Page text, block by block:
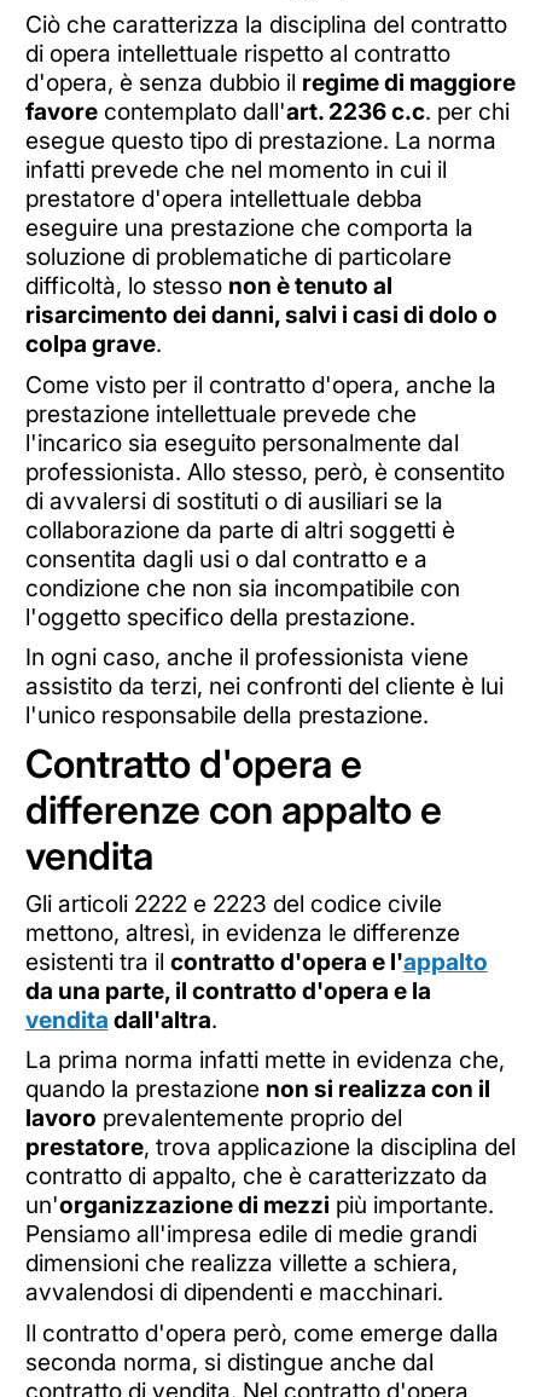
Ciò che caratterizza la disciplina del contratto
di opera intellettuale rispetto al contratto
d'opera, è senza dubbio il regime di maggiore
favorecontemplato dall'art. 2236 c.c. per chi
esegue questo tipo di prestazione. La norma
infatti prevede che nel momento in cui il
prestatore d'opera intellettuale debba
eseguire una prestazione che comporta la
soluzione di problematiche di particolare
difficoltà, lo stesso non è tenuto al
risarcimento dei danni, salvi i casi di dolo o
colpa grave.
Come visto per il contratto d'opera, anche la
prestazione intellettuale prevede che
l'incarico sia eseguito personalmente dal
professionista. Allo stesso, però, è consentito
di avvalersi di sostituti o di ausiliari se la
collaborazione da parte di altri soggetti è
consentita dagli usi o dal contratto e a
condizione che non sia incompatibile con
l'oggetto specifico della prestazione.
In ogni caso, anche il professionista viene
assistito da terzi, nei confronti del cliente è lui
l'unico responsabile della prestazione.
Contratto d'opera e
differenze con appalto e
vendita
Gli articoli 2222 e 2223 del codice civile
mettono, altresì, in evidenza le differenze
esistenti tra il contratto d'opera e l'appalto
da una parte, il contratto d'opera e la
vendita dall'altra.
La prima norma infatti mette in evidenza che,
quando la prestazione non si realizza con il
lavoro prevalentemente proprio del
prestatore, trova applicazione la disciplina del
contratto di appalto, che è caratterizzato da
un'organizzazione di mezzi più importante.
Pensiamo all'impresa edile di medie grandi
dimensioni che realizza villette a schiera,
avvalendosi di dipendenti e macchinari.
Il contratto d'opera però, come emerge dalla
seconda norma, si distingue anche dal
contratto di vendita. Nel contratto d'opera